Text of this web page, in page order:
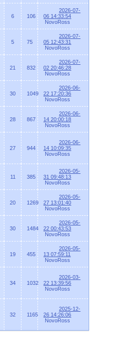
6 106
2026-07-
06 14:33:54
NovoRoss
5 75
2026-07-
05 12:43:31
NovoRoss
21 832
2026-07-
02 20:46:28
NovoRoss
30 1049
2026-06-
22 17:20:36
NovoRoss
28 867
2026-06-
14 20:00:18
NovoRoss
27 944
2026-06-
14 10:09:35
NovoRoss
11 385
2026-05-
31 09:48:13
NovoRoss
20 1269
2026-05-
27 13:01:40
NovoRoss
30 1484
2026-05-
22 00:43:53
NovoRoss
19 455
2026-05-
13 07:59:11
NovoRoss
34 1032
2026-03-
22 13:39:56
NovoRoss
32 1165
2025-12-
26 14:26:06
NovoRoss